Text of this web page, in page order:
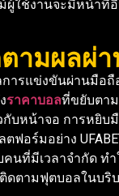
ผู้ใช้งานจะมีหน้าที่
ามผลผ่
ารแข่งขันผ่านมือถื
ราคาบอลที่ขยับตา
กับหน้าจอ การหยิ
ฟอร์มอย่าง
นที่มีเวลาจำกัด ท
ดตามฟุตบอลในบริ